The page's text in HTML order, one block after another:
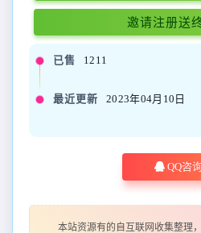
邀请注册送
已售 1211
最近更新 2023年04月10日
QQ咨
本站资源有的自互联网收集整理